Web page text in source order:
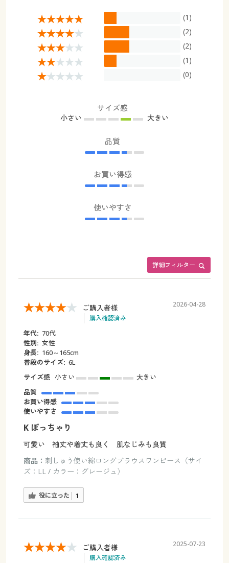
(1)
(2)
(2)
(1)
(0)
サイズ感
小さい 大きい
品質
お買い得感
使いやすさ
詳細フィルター
ご購入者様
購入確認済み
2026-04-28
年代: 70代
性別: 女性
身長: 160～165cm
普段のサイズ: 6L
サイズ感 小さい
大きい
品質
お買い得感
使いやすさ
K ぽっちゃり
可愛い 袖丈や着丈も良く 肌なじみも良質
商品： 刺しゅう使い綿ロングブラウスワンピース（サイ
ズ：LL / カラー：グレージュ）
役に立った 1
ご購入者様
購入確認済み
2025-07-23